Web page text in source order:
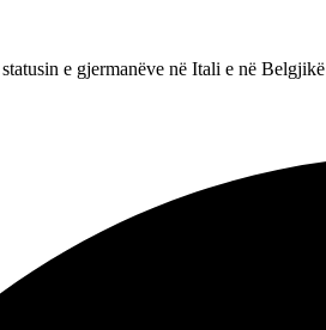
e gjermanëve në Itali e në Belgjikë